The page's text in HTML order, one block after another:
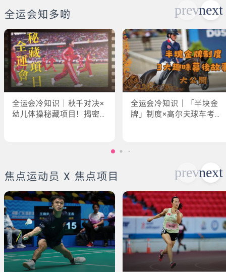
全运会知多啲
全运会冷知识｜秋千对决×
幼儿体操秘藏项目！揭密
全运会冷知识｜「半块金
牌」制度×高尔夫球车考牌
焦点运动员 X 焦点项目